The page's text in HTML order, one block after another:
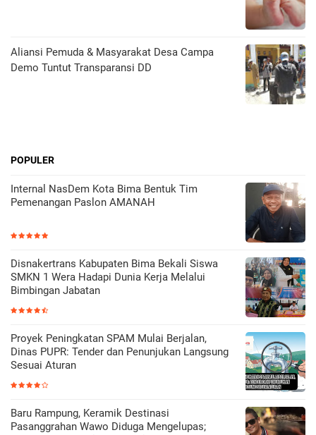
Aliansi Pemuda & Masyarakat Desa Campa
Demo Tuntut Transparansi DD
POPULER
Internal NasDem Kota Bima Bentuk Tim
Pemenangan Paslon AMANAH
Disnakertrans Kabupaten Bima Bekali Siswa
SMKN 1 Wera Hadapi Dunia Kerja Melalui
Bimbingan Jabatan
Proyek Peningkatan SPAM Mulai Berjalan,
Dinas PUPR: Tender dan Penunjukan Langsung
Sesuai Aturan
Baru Rampung, Keramik Destinasi
Pasanggrahan Wawo Diduga Mengelupas;